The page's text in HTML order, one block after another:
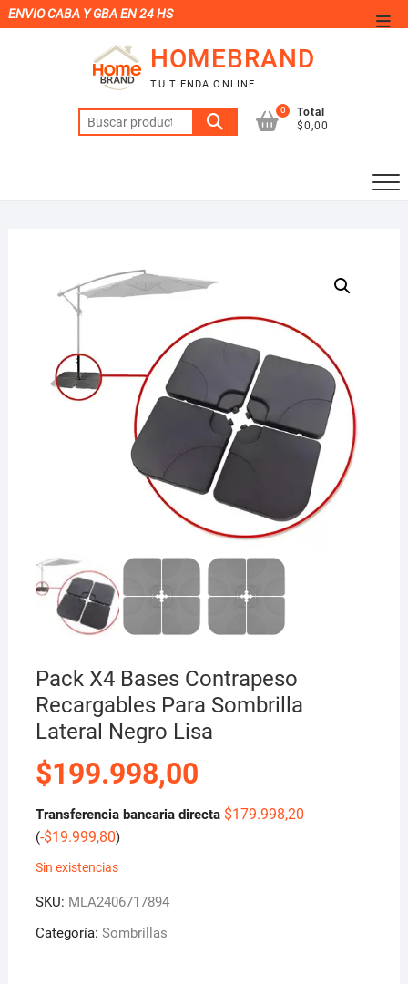
Saltar
al
ENVIO CABA Y GBA EN 24 HS
HOMEBRAND
TU TIENDA ONLINE
Buscar
por:
0
Total
$0,00
Pack X4 Bases Contrapeso
Recargables Para Sombrilla
Lateral Negro Lisa
$199.998,00
Transferencia bancaria directa $179.998,20
(-$19.999,80)
Sin existencias
SKU: MLA2406717894
Categoría: Sombrillas